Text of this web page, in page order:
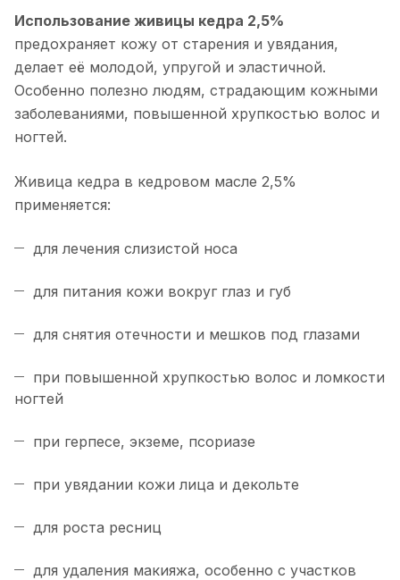
Использование живицы кедра 2,5%
предохраняет кожу от старения и увядания,
делает её молодой, упругой и эластичной.
Особенно полезно людям, страдающим кожными
заболеваниями, повышенной хрупкостью волос и
ногтей.
Живица кедра в кедровом масле 2,5%
применяется:
для лечения слизистой носа
для питания кожи вокруг глаз и губ
для снятия отечности и мешков под глазами
при повышенной хрупкостью волос и ломкости
ногтей
при герпесе, экземе, псориазе
при увядании кожи лица и декольте
для роста ресниц
для удаления макияжа, особенно с участков